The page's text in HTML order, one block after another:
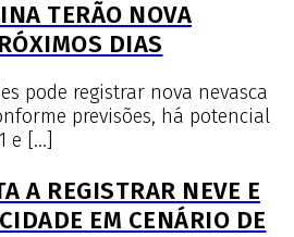
TERÃO NOVA
DIAS
pode registrar nova nevasca
previsões, há potencial
e […]
A REGISTRAR NEVE E
EM CENÁRIO DE